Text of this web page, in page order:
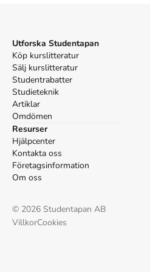
Utforska Studentapan
Köp kurslitteratur
Sälj kurslitteratur
Studentrabatter
Studieteknik
Artiklar
Omdömen
Resurser
Hjälpcenter
Kontakta oss
Företagsinformation
Om oss
© 2026 Studentapan AB
VillkorCookies